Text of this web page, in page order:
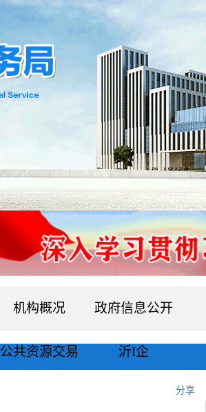
机构概况 政府信息公开
公共资源交易 沂I企
分享